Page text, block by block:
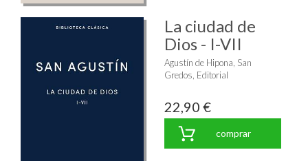
La ciudad de
Dios - I-VII
Agustín de Hipona, San
Gredos, Editorial
22,90 €
comprar